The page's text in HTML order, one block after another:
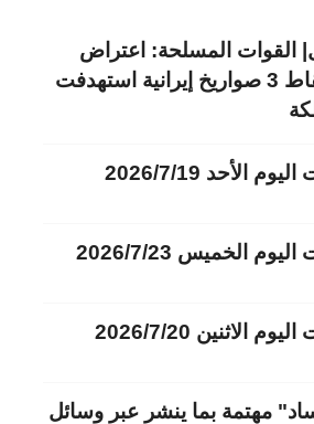
القوات المسلحة: اعتراض
وإسقاط 3 صواريخ إيرانية استهدفت
الأحد 2026/7/19
الخميس 2026/7/23
الاثنين 2026/7/20
مهتمة بما ينشر عبر وسائل